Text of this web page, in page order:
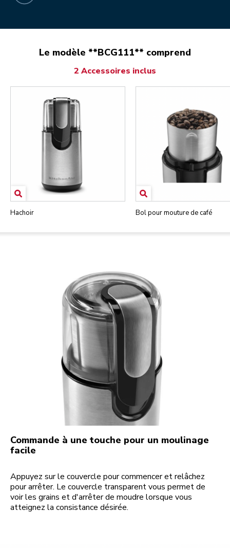
Le modèle **BCG111** comprend
2 Accessoires inclus
Hachoir Bol pour mouture de café
Commande à une touche pour un moulinage
facile
Appuyez sur le couvercle pour commencer et relâchez
pour arrêter. Le couvercle transparent vous permet de
voir les grains et d'arrêter de moudre lorsque vous
atteignez la consistance désirée.